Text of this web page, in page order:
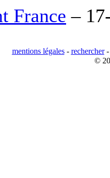
France –
mentions légales- rechercher
©